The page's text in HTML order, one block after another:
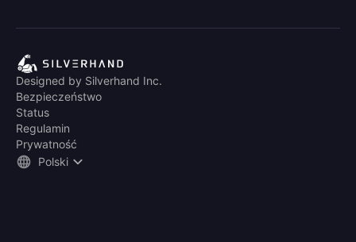
Designed by Silverhand Inc.
Bezpieczeństwo
Status
Regulamin
Prywatność
Polski